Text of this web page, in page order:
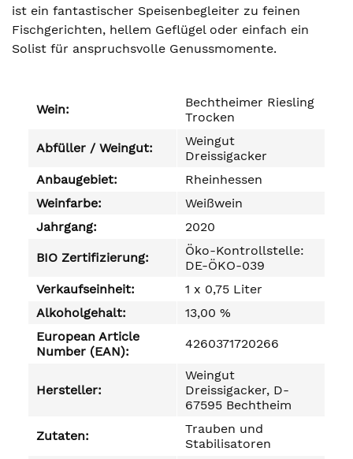
ist ein fantastischer Speisenbegleiter zu feinen
Fischgerichten, hellem Geflügel oder einfach ein
Solist für anspruchsvolle Genussmomente.
Wein:
Bechtheimer Riesling
Trocken
Abfüller / Weingut:
Weingut
Dreissigacker
Anbaugebiet:
Rheinhessen
Weinfarbe:
Weißwein
Jahrgang:
2020
BIO Zertifizierung:
Öko-Kontrollstelle:
DE-ÖKO-039
Verkaufseinheit:
1 x 0,75 Liter
Alkoholgehalt:
13,00 %
European Article
Number (EAN):
4260371720266
Hersteller:
Weingut
Dreissigacker, D-
67595 Bechtheim
Zutaten:
Trauben und
Stabilisatoren